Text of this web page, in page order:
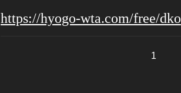
https://hyogo-wta.com/free/dko
1